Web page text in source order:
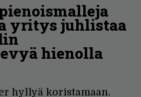
yritys juhlistaa
hienolla
hyllyä koristamaan.